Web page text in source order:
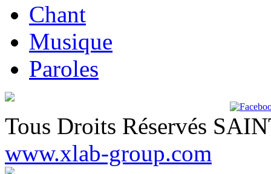
Chant
Musique
Paroles
Tous Droits Réservés
www.xlab-group.com